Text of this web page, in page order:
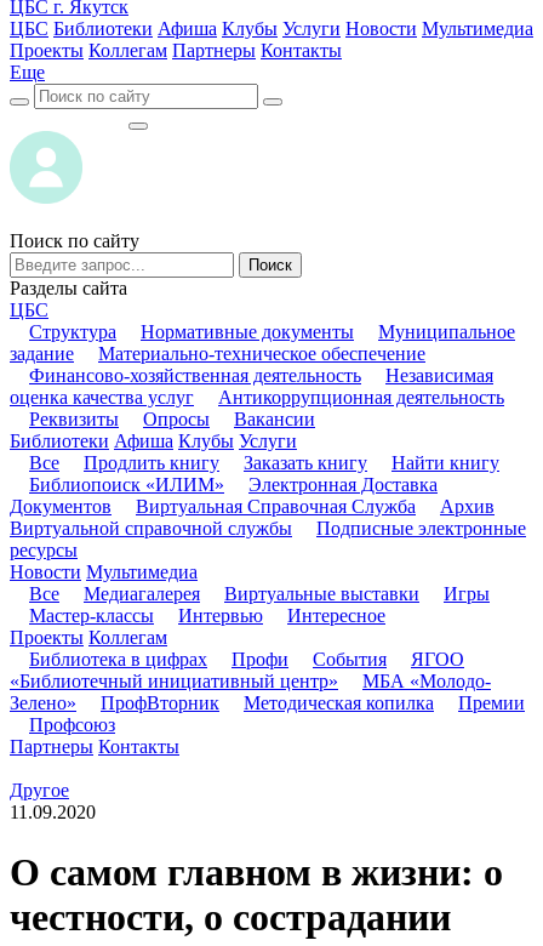
ЦБС г. Якутск
ЦБС Библиотеки Афиша Клубы Услуги Новости Мультимедиа
Проекты Коллегам Партнеры Контакты
Еще
Поиск по сайту
Поиск
Разделы сайта
ЦБС
Структура
Нормативные документы
Муниципальное
задание
Материально-техническое обеспечение
Финансово-хозяйственная деятельность
Независимая
оценка качества услуг
Антикоррупционная деятельность
Реквизиты
Опросы
Вакансии
Библиотеки Афиша Клубы Услуги
Все
Продлить книгу Заказать книгу
Найти книгу
Библиопоиск «ИЛИМ»
Электронная Доставка
Документов
Виртуальная Справочная Служба
Архив
Виртуальной справочной службы
Подписные электронные
ресурсы
Новости Мультимедиа
Все
Медиагалерея Виртуальные выставки
Игры
Мастер-классы
Интервью
Интересное
Проекты Коллегам
Библиотека в цифрах
Профи События
ЯГОО
«Библиотечный инициативный центр»
МБА «Молодо-
Зелено»
ПрофВторник Методическая копилка
Премии
Профсоюз
Партнеры Контакты
Другое
11.09.2020
О самом главном в жизни: о
честности, о сострадании